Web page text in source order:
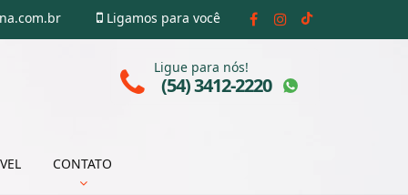
Ligamos para você
CONTATO
Ligue para nós!
(54) 3412-2220